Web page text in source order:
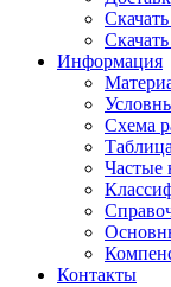
Информация
Схема
Частые
Контакты